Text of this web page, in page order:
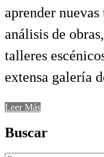
aprender
análisis de
talleres
extensa galería
Leer Más
Buscar